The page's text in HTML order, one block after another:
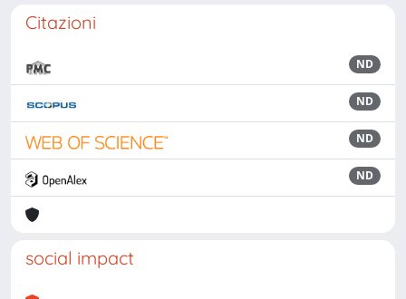
Citazioni
ND
ND
ND
ND
social impact